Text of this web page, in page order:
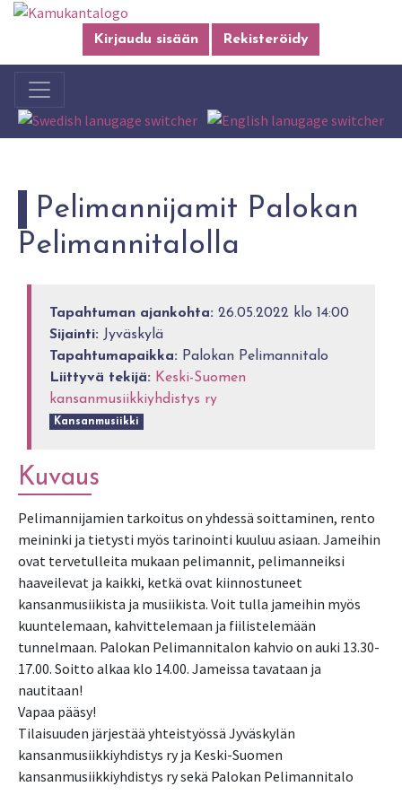
Kirjaudu sisään Rekisteröidy
Pelimannijamit Palokan
Pelimannitalolla
Tapahtuman ajankohta: 26.05.2022 klo 14:00
Sijainti: Jyväskylä
Tapahtumapaikka: Palokan Pelimannitalo
Liittyvä tekijä: Keski-Suomen
kansanmusiikkiyhdistys ry
Kansanmusiikki
Kuvaus
Pelimannijamien tarkoitus on yhdessä soittaminen, rento
meininki ja tietysti myös tarinointi kuuluu asiaan. Jameihin
ovat tervetulleita mukaan pelimannit, pelimanneiksi
haaveilevat ja kaikki, ketkä ovat kiinnostuneet
kansanmusiikista ja musiikista. Voit tulla jameihin myös
kuuntelemaan, kahvittelemaan ja fiilistelemään
tunnelmaan. Palokan Pelimannitalon kahvio on auki 13.30-
17.00. Soitto alkaa klo 14.00. Jameissa tavataan ja
nautitaan!
Vapaa pääsy!
Tilaisuuden järjestää yhteistyössä Jyväskylän
kansanmusiikkiyhdistys ry ja Keski-Suomen
kansanmusiikkiyhdistys ry sekä Palokan Pelimannitalo